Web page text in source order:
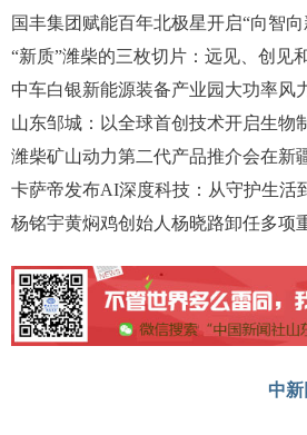
国丰集团赋能百年北极星开启“向智向
“新质”潍柴的三枚切片：远见、创见
中车白银新能源装备产业园大功率风
山东邹城：以全球首创技术开启生物
潍柴矿山动力第二代产品推介会在新
卡萨帝发布AI深度科技：从守护生活
杨铭宇黄焖鸡创始人杨晓路卸任多项
中